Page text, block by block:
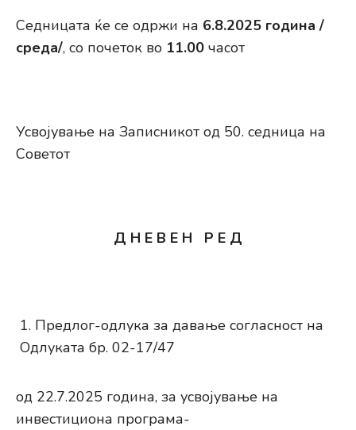
Седницата ќе се одржи на 6.8.2025 година /
среда/, со почеток во 11.00 часот
Усвојување на Записникот од 50. седница на
Советот
Д Н Е В Е Н Р Е Д
Предлог-одлука за давање согласност на
Одлуката бр. 02-17/47
од 22.7.2025 година, за усвојување на
инвестициона програма-